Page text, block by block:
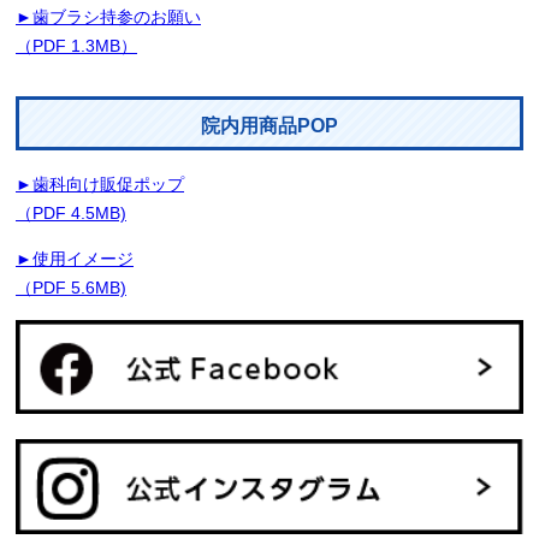
►歯ブラシ持参のお願い
（PDF 1.3MB）
院内用商品POP
►歯科向け販促ポップ
（PDF 4.5MB)
►使用イメージ
（PDF 5.6MB)